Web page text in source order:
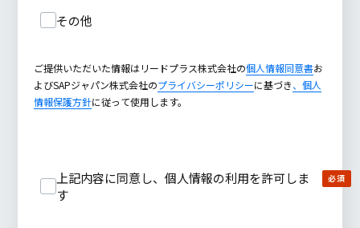
その他
ご提供いただいた情報はリードプラス株式会社の個人情報同意書お
よびSAPジャパン株式会社のプライバシーポリシーに基づき、個人
情報保護方針に従って使用します。
上記内容に同意し、個人情報の利用を許可しま
す